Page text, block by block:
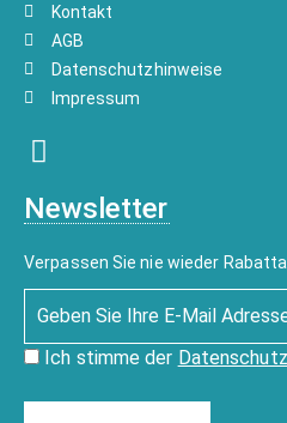
Kontakt
AGB
Datenschutzhinweise
Impressum
Newsletter
Verpassen Sie nie wieder
Ich stimme der